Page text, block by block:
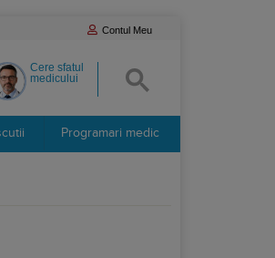
Contul Meu
Cere sfatul
medicului
Programari medic